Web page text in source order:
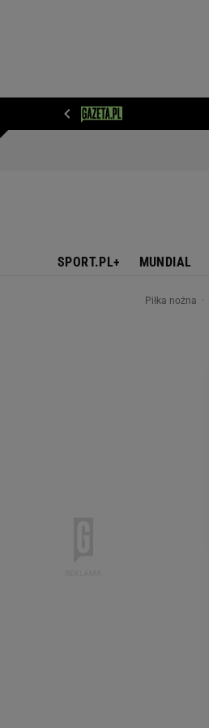
SPORT.PL+ MUNDIAL
Piłka nożna